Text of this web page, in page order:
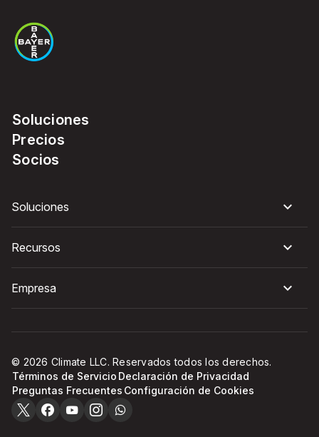
Soluciones
Precios
Socios
Soluciones
Recursos
Empresa
© 2026 Climate LLC. Reservados todos los derechos.
Términos de Servicio Declaración de Privacidad
Preguntas Frecuentes Configuración de Cookies